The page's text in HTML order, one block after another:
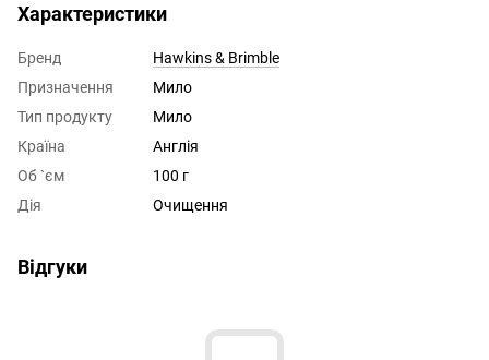
Характеристики
Бренд
Hawkins & Brimble
Призначення
Мило
Тип продукту
Мило
Країна
Англія
Об `єм
100 г
Дія
Очищення
Відгуки